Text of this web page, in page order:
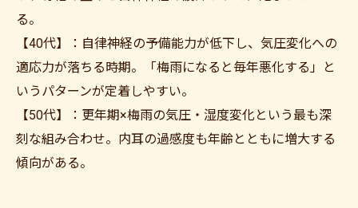
る。
【40代】：自律神経の予備能力が低下し、気圧変化への
適応力が落ちる時期。「梅雨になると毎年悪化する」と
いうパターンが定着しやすい。
【50代】：更年期×梅雨の気圧・湿度変化という最も深
刻な組み合わせ。内耳の過感度も年齢とともに増大する
傾向がある。